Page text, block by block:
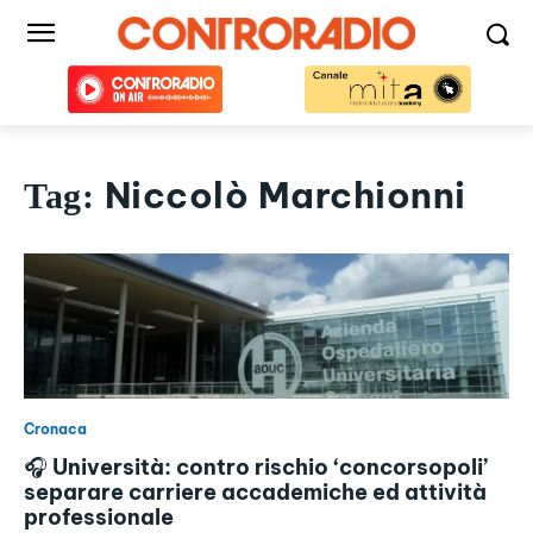
Tag: Niccolò Marchionni
Cronaca
🎧 Università: contro rischio ‘concorsopoli’
separare carriere accademiche ed attività
professionale